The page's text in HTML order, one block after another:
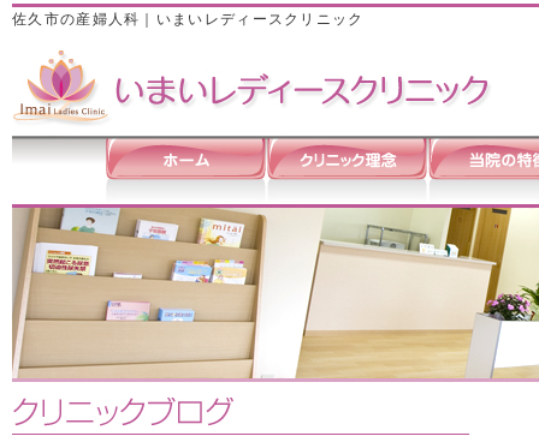
佐久市の産婦人科｜いまいレディースクリニック